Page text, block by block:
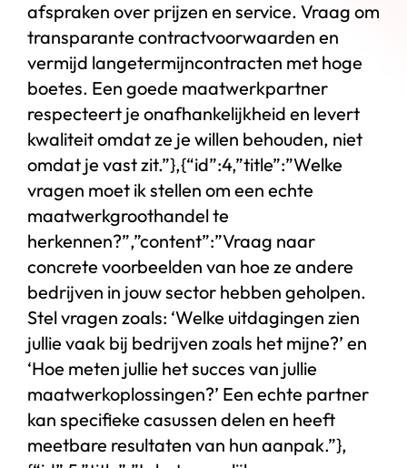
afspraken over prijzen en service. Vraag om
transparante contractvoorwaarden en
vermijd langetermijncontracten met hoge
boetes. Een goede maatwerkpartner
respecteert je onafhankelijkheid en levert
kwaliteit omdat ze je willen behouden, niet
omdat je vast zit.”},{“id”:4,”title”:”Welke
vragen moet ik stellen om een echte
maatwerkgroothandel te
herkennen?”,”content”:”Vraag naar
concrete voorbeelden van hoe ze andere
bedrijven in jouw sector hebben geholpen.
Stel vragen zoals: ‘Welke uitdagingen zien
jullie vaak bij bedrijven zoals het mijne?’ en
‘Hoe meten jullie het succes van jullie
maatwerkoplossingen?’ Een echte partner
kan specifieke casussen delen en heeft
meetbare resultaten van hun aanpak.”},